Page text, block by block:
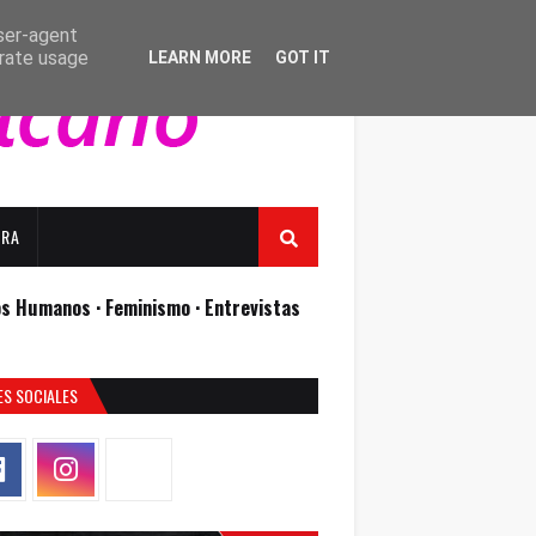
Humanos · Feminismo · Entrevistas
SOCIALES
agent
usage
LEARN MORE GOT IT